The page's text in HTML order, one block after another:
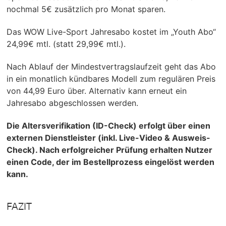
nochmal 5€ zusätzlich pro Monat sparen.
Das WOW Live-Sport Jahresabo kostet im „Youth Abo“
24,99€ mtl. (statt 29,99€ mtl.).
Nach Ablauf der Mindestvertragslaufzeit geht das Abo
in ein monatlich kündbares Modell zum regulären Preis
von 44,99 Euro über. Alternativ kann erneut ein
Jahresabo abgeschlossen werden.
Die Altersverifikation (ID-Check) erfolgt über einen
externen Dienstleister (inkl. Live-Video & Ausweis-
Check). Nach erfolgreicher Prüfung erhalten Nutzer
einen Code, der im Bestellprozess eingelöst werden
kann.
FAZIT